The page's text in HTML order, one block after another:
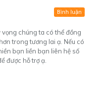
chúng ta có thể đồng
trong tương lai ạ. Nếu có
bạn liền bạn liên hệ số
được hỗ trợ ạ.
Bình luận